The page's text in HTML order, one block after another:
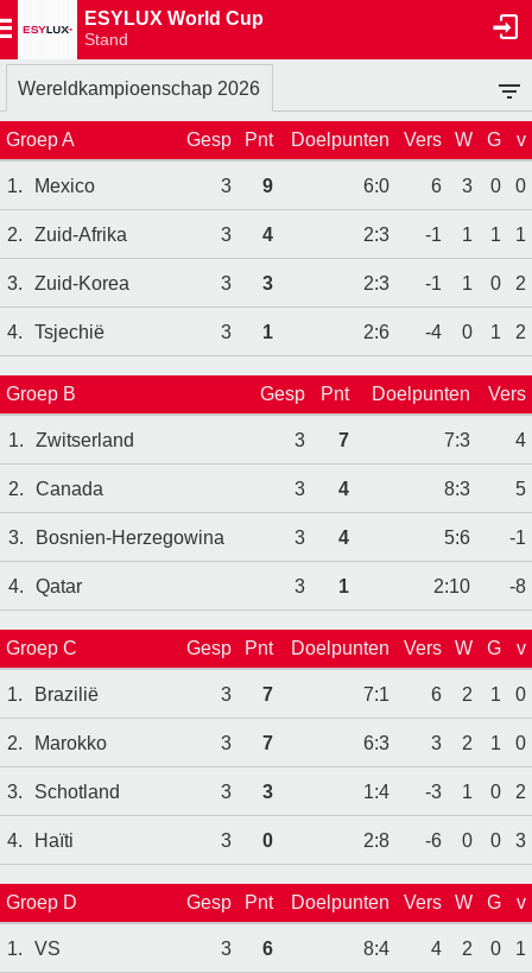
ESYLUX World Cup
Stand
Wereldkampioenschap 2026
Groep A Gesp Pnt Doelpunten Vers W G v
1. Mexico 3 9 6:0 6 3 0 0
2. Zuid-Afrika 3 4 2:3 -1 1 1 1
3. Zuid-Korea 3 3 2:3 -1 1 0 2
4. Tsjechië 3 1 2:6 -4 0 1 2
Groep B Gesp Pnt Doelpunten Vers
1. Zwitserland 3 7 7:3 4
2. Canada 3 4 8:3 5
3. Bosnien-Herzegowina 3 4 5:6 -1
4. Qatar 3 1 2:10 -8
Groep C Gesp Pnt Doelpunten Vers W G v
1. Brazilië 3 7 7:1 6 2 1 0
2. Marokko 3 7 6:3 3 2 1 0
3. Schotland 3 3 1:4 -3 1 0 2
4. Haïti 3 0 2:8 -6 0 0 3
Groep D Gesp Pnt Doelpunten Vers W G v
1. VS 3 6 8:4 4 2 0 1